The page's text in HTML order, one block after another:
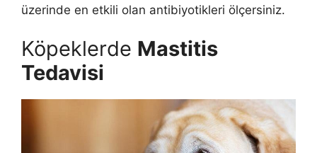
üzerinde en etkili olan antibiyotikleri ölçersiniz.
Köpeklerde Mastitis
Tedavisi